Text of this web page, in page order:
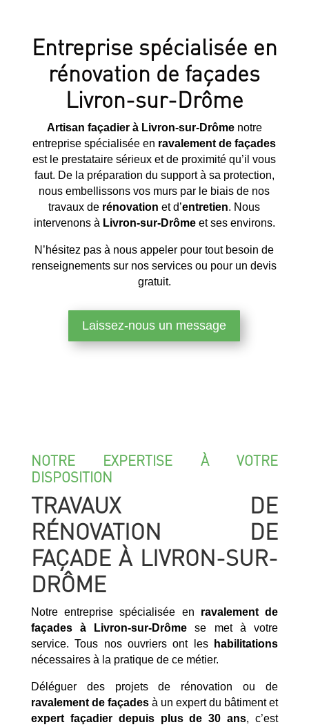
Entreprise spécialisée en
rénovation de façades
Livron-sur-Drôme
Artisan façadier à Livron-sur-Drôme notre
entreprise spécialisée en ravalement de façades
est le prestataire sérieux et de proximité qu’il vous
faut. De la préparation du support à sa protection,
nous embellissons vos murs par le biais de nos
travaux de rénovation et d’entretien. Nous
intervenons à Livron-sur-Drômeet ses environs.
N’hésitez pas à nous appeler pour tout besoin de
renseignements sur nos services ou pour un devis
gratuit.
Laissez-nous un message
NOTRE EXPERTISE À VOTRE
DISPOSITION
TRAVAUX DE
RÉNOVATION DE
FAÇADE À LIVRON-SUR-
DRÔME
Notre entreprise spécialisée en ravalement de
façades à Livron-sur-Drôme se met à votre
service. Tous nos ouvriers ont les
habilitations
nécessaires à la pratique de ce métier.
Déléguer des projets de rénovation ou de
ravalement de façadesà un expert du bâtiment et
expert façadier depuis plus de 30 ans, c’est